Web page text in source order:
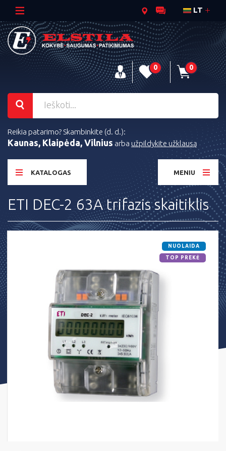
LT
0 0
Reikia patarimo? Skambinkite (d. d.):
Kaunas, Klaipėda, Vilnius arba užpildykite užklausą
KATALOGAS MENIU
ETI DEC-2 63A trifazis skaitiklis
NUOLAIDA
TOP PREKĖ